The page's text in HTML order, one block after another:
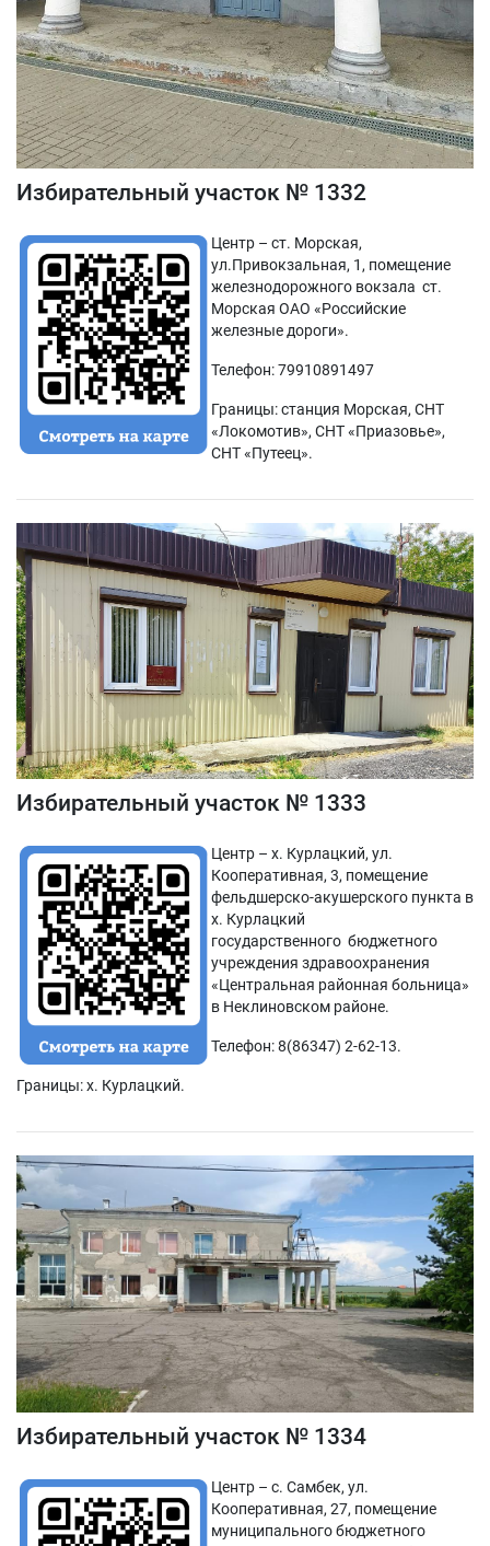
Избирательный участок № 1332
Центр – ст. Морская,
ул.Привокзальная, 1, помещение
железнодорожного вокзала ст.
Морская ОАО «Российские
железные дороги».
Телефон: 79910891497
Границы: станция Морская, СНТ
«Локомотив», СНТ «Приазовье»,
СНТ «Путеец».
Избирательный участок № 1333
Центр – х. Курлацкий, ул.
Кооперативная, 3, помещение
фельдшерско-акушерского пункта в
х. Курлацкий
государственного бюджетного
учреждения здравоохранения
«Центральная районная больница»
в Неклиновском районе.
Телефон: 8(86347) 2-62-13.
Границы: х. Курлацкий.
Избирательный участок № 1334
Центр – с. Самбек, ул.
Кооперативная, 27, помещение
муниципального бюджетного